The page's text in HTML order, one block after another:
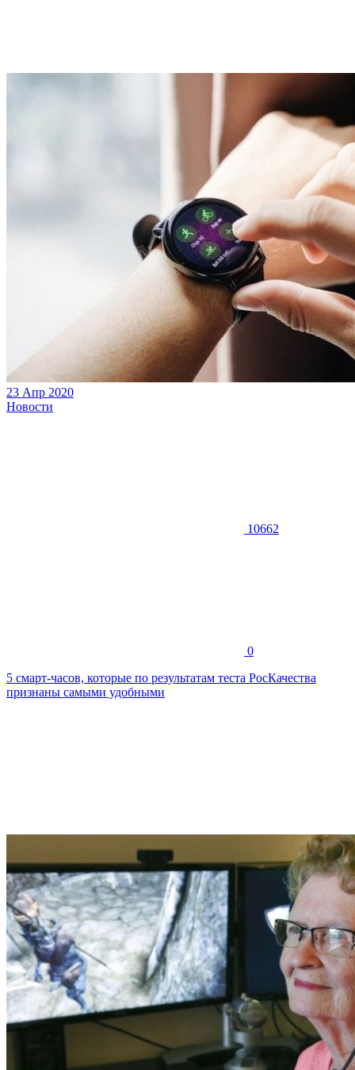
23 Апр 2020
Новости
10662
0
5 смарт-часов, которые по результатам теста РосКачества
признаны самыми удобными